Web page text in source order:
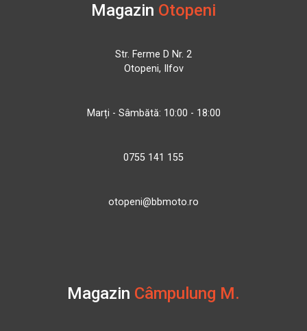
Magazin Otopeni
Str. Ferme D Nr. 2
Otopeni, Ilfov
Marți - Sâmbătă: 10:00 - 18:00
0755 141 155
otopeni@bbmoto.ro
Magazin Câmpulung M.